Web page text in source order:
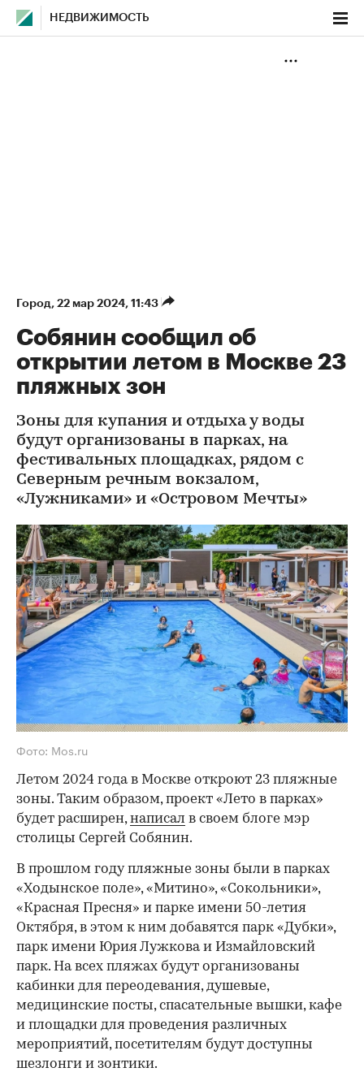
НЕДВИЖИМОСТЬ
Город⁠, 22 мар 2024, 11:43
Собянин сообщил об
открытии летом в Москве 23
пляжных зон
Зоны для купания и отдыха у воды
будут организованы в парках, на
фестивальных площадках, рядом с
Северным речным вокзалом,
«Лужниками» и «Островом Мечты»
Фото: Mos.ru
Летом 2024 года в Москве откроют 23 пляжные
зоны. Таким образом, проект «Лето в парках»
будет расширен,написал в своем блоге мэр
столицы Сергей Собянин.
В прошлом году пляжные зоны были в парках
«Ходынское поле», «Митино», «Сокольники»,
«Красная Пресня» и парке имени 50-летия
Октября, в этом к ним добавятся парк «Дубки»,
парк имени Юрия Лужкова и Измайловский
парк. На всех пляжах будут организованы
кабинки для переодевания, душевые,
медицинские посты, спасательные вышки, кафе
и площадки для проведения различных
мероприятий, посетителям будут доступны
шезлонги и зонтики.